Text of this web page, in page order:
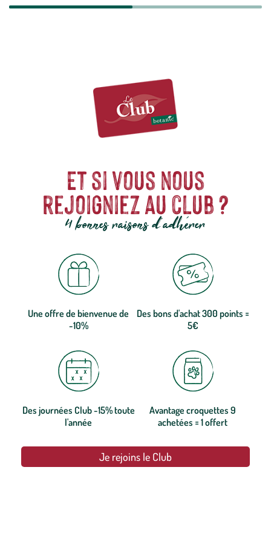
Et si vous nous
rejoigniez au club ?
4 bonnes raisons d'adhérer
Une offre de bienvenue de
-10%
Des bons d'achat 300 points =
5€
Des journées Club -15% toute
l'année
Avantage croquettes 9
achetées = 1 offert
Je rejoins le Club